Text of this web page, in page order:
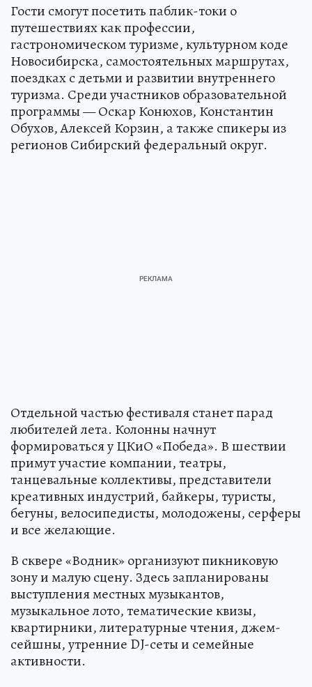
Гости смогут посетить паблик-токи о
путешествиях как профессии,
гастрономическом туризме, культурном коде
Новосибирска, самостоятельных маршрутах,
поездках с детьми и развитии внутреннего
туризма. Среди участников образовательной
программы — Оскар Конюхов, Константин
Обухов, Алексей Корзин, а также спикеры из
регионов Сибирский федеральный округ.
Отдельной частью фестиваля станет парад
любителей лета. Колонны начнут
формироваться у ЦКиО «Победа». В шествии
примут участие компании, театры,
танцевальные коллективы, представители
креативных индустрий, байкеры, туристы,
бегуны, велосипедисты, молодожены, серферы
и все желающие.
В сквере «Водник» организуют пикниковую
зону и малую сцену. Здесь запланированы
выступления местных музыкантов,
музыкальное лото, тематические квизы,
квартирники, литературные чтения, джем-
сейшны, утренние DJ-сеты и семейные
активности.